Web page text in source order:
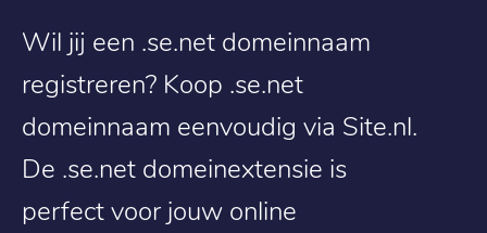
Wil jij een .se.net domeinnaam
registreren? Koop .se.net
domeinnaam eenvoudig via Site.nl.
De .se.net domeinextensie is
perfect voor jouw online